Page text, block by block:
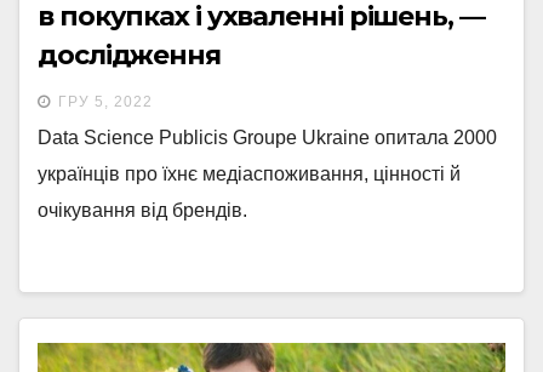
в покупках і ухваленні рішень, —
дослідження
ГРУ 5, 2022
Data Science Publicis Groupe Ukraine опитала 2000
українців про їхнє медіаспоживання, цінності й
очікування від брендів.